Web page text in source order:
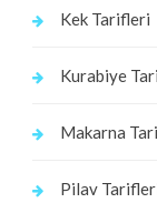
Kek Tarifleri
Kurabiye
Makarna
Pilav